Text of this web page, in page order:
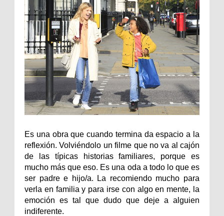
Es una obra que cuando termina da espacio a la
reflexión. Volviéndolo un filme que no va al cajón
de las típicas historias familiares, porque es
mucho más que eso. Es una oda a todo lo que es
ser padre e hijo/a. La recomiendo mucho para
verla en familia y para irse con algo en mente, la
emoción es tal que dudo que deje a alguien
indiferente.